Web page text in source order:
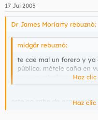
17 Jul 2005
Dr James Moriarty rebuznó:
midgär rebuznó:
te cae mal un forero y ya
pública. métele caña en
que un caballero siempre
Haz
este no sabe de esas cosas...
Haz